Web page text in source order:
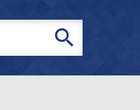
search